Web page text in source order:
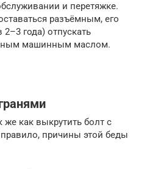
и перетяжке.
разъёмным, его
года) отпускать
машинным маслом.
как выкрутить болт с
причины этой беды